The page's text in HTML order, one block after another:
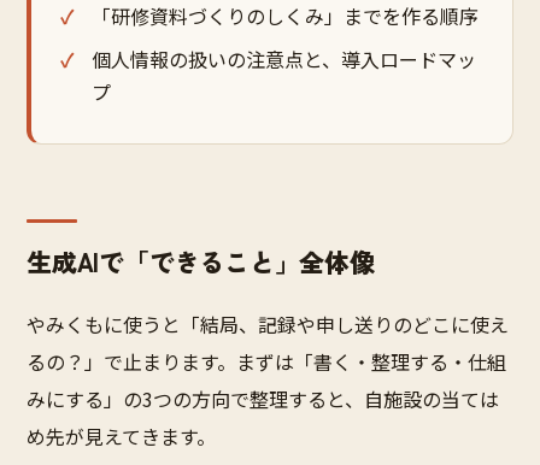
「研修資料づくりのしくみ」までを作る順序
個人情報の扱いの注意点と、導入ロードマッ
プ
生成AIで「できること」全体像
やみくもに使うと「結局、記録や申し送りのどこに使え
るの？」で止まります。まずは「書く・整理する・仕組
みにする」の3つの方向で整理すると、自施設の当ては
め先が見えてきます。